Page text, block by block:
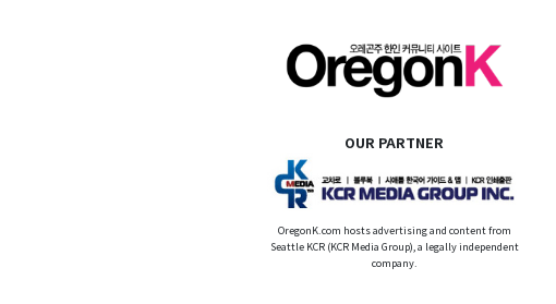
OUR PARTNER
OregonK.com hosts advertising and content from
Seattle KCR (KCR Media Group), a legally independent
company.